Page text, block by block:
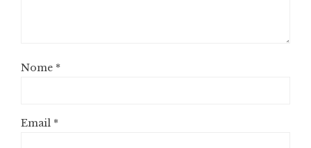
Nome *
Email *